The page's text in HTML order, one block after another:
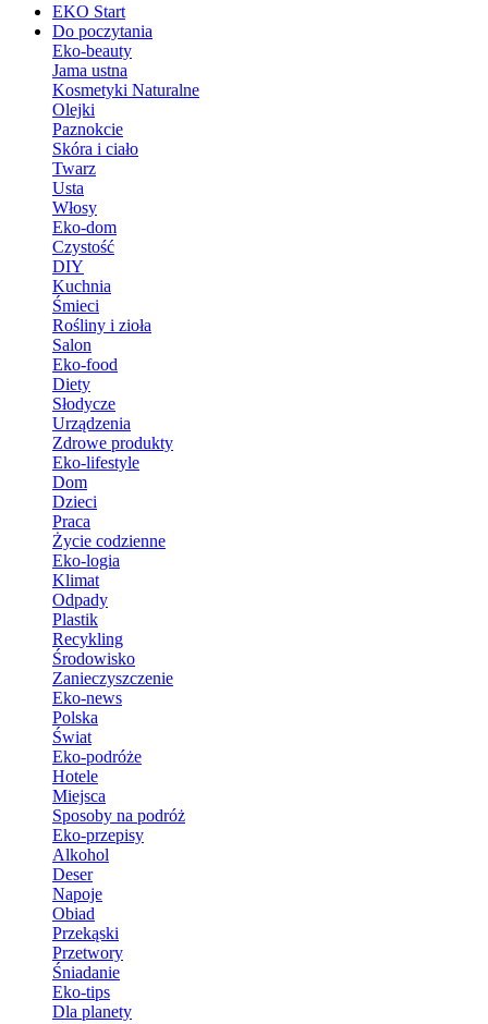
EKO Start
Do poczytania
Eko-beauty
Jama ustna
Kosmetyki Naturalne
Olejki
Paznokcie
Skóra i ciało
Twarz
Usta
Włosy
Eko-dom
Czystość
DIY
Kuchnia
Śmieci
Rośliny i zioła
Salon
Eko-food
Diety
Słodycze
Urządzenia
Zdrowe produkty
Eko-lifestyle
Dom
Dzieci
Praca
Życie codzienne
Eko-logia
Klimat
Odpady
Plastik
Recykling
Środowisko
Zanieczyszczenie
Eko-news
Polska
Świat
Eko-podróże
Hotele
Miejsca
Sposoby na podróż
Eko-przepisy
Alkohol
Deser
Napoje
Obiad
Przekąski
Przetwory
Śniadanie
Eko-tips
Dla planety